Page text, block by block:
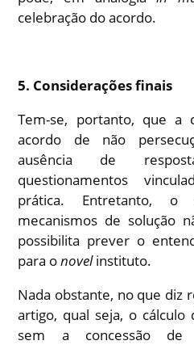
celebração do acordo.
5. Considerações finais
Tem-se, portanto, que a
acordo de não
ausência de
questionamentos
prática. Entretanto, o
mecanismos de solução
possibilita prever o
para onovelinstituto.
Nada obstante, no que diz
artigo, qual seja, o
sem a concessão de